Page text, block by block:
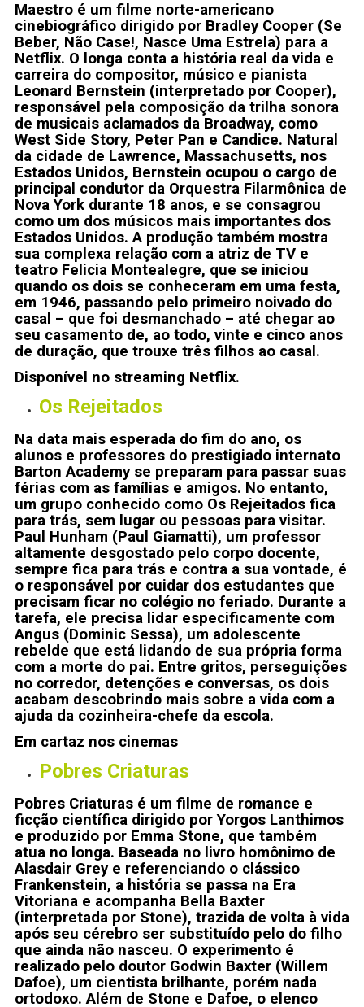
Maestro é um filme norte-americano
cinebiográfico dirigido por Bradley Cooper (Se
Beber, Não Case!, Nasce Uma Estrela) para a
Netflix. O longa conta a história real da vida e
carreira do compositor, músico e pianista
Leonard Bernstein (interpretado por Cooper),
responsável pela composição da trilha sonora
de musicais aclamados da Broadway, como
West Side Story, Peter Pan e Candice. Natural
da cidade de Lawrence, Massachusetts, nos
Estados Unidos, Bernstein ocupou o cargo de
principal condutor da Orquestra Filarmônica de
Nova York durante 18 anos, e se consagrou
como um dos músicos mais importantes dos
Estados Unidos. A produção também mostra
sua complexa relação com a atriz de TV e
teatro Felicia Montealegre, que se iniciou
quando os dois se conheceram em uma festa,
em 1946, passando pelo primeiro noivado do
casal – que foi desmanchado – até chegar ao
seu casamento de, ao todo, vinte e cinco anos
de duração, que trouxe três filhos ao casal.
Disponível no streaming Netflix.
Os Rejeitados
Na data mais esperada do fim do ano, os
alunos e professores do prestigiado internato
Barton Academy se preparam para passar suas
férias com as famílias e amigos. No entanto,
um grupo conhecido como Os Rejeitados fica
para trás, sem lugar ou pessoas para visitar.
Paul Hunham (Paul Giamatti), um professor
altamente desgostado pelo corpo docente,
sempre fica para trás e contra a sua vontade, é
o responsável por cuidar dos estudantes que
precisam ficar no colégio no feriado. Durante a
tarefa, ele precisa lidar especificamente com
Angus (Dominic Sessa), um adolescente
rebelde que está lidando de sua própria forma
com a morte do pai. Entre gritos, perseguições
no corredor, detenções e conversas, os dois
acabam descobrindo mais sobre a vida com a
ajuda da cozinheira-chefe da escola.
Em cartaz nos cinemas
Pobres Criaturas
Pobres Criaturas é um filme de romance e
ficção científica dirigido por Yorgos Lanthimos
e produzido por Emma Stone, que também
atua no longa. Baseada no livro homônimo de
Alasdair Grey e referenciando o clássico
Frankenstein, a história se passa na Era
Vitoriana e acompanha Bella Baxter
(interpretada por Stone), trazida de volta à vida
após seu cérebro ser substituído pelo do filho
que ainda não nasceu. O experimento é
realizado pelo doutor Godwin Baxter (Willem
Dafoe), um cientista brilhante, porém nada
ortodoxo. Além de Stone e Dafoe, o elenco